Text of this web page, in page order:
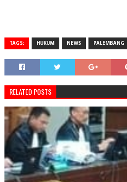
TAGS: HUKUM NEWS PALEMBANG
RELATED POSTS